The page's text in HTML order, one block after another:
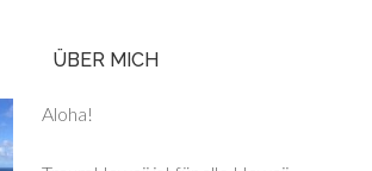
ÜBER MICH
Aloha!